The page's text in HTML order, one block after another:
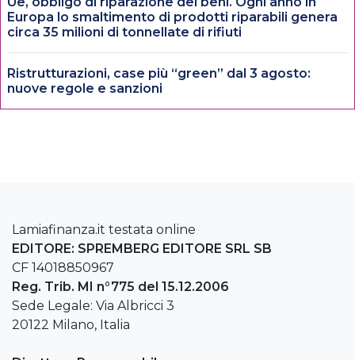
Europa lo smaltimento di prodotti riparabili genera
circa 35 milioni di tonnellate di rifiuti
Ristrutturazioni, case più “green” dal 3 agosto:
nuove regole e sanzioni
Lamiafinanza.it testata online
EDITORE: SPREMBERG EDITORE SRL SB
CF 14018850967
Reg. Trib. MI n°775 del 15.12.2006
Sede Legale: Via Albricci 3
20122 Milano, Italia